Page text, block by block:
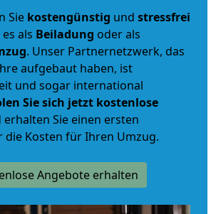
Sie kostengünstig und stressfrei
es als Beiladung oder als
. Unser Partnernetzwerk, das
aufgebaut haben, ist
und sogar international
Sie sich jetzt kostenlose
erhalten Sie einen ersten
die Kosten für Ihren Umzug.
Angebote erhalten